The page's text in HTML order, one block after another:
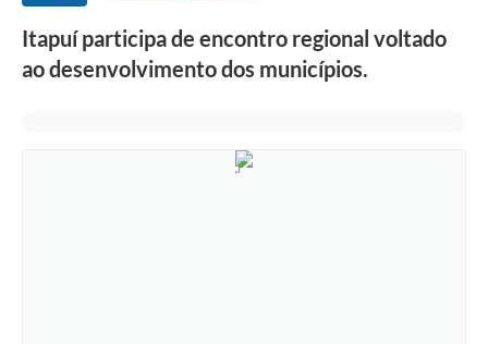
Itapuí participa de encontro regional voltado
ao desenvolvimento dos municípios.